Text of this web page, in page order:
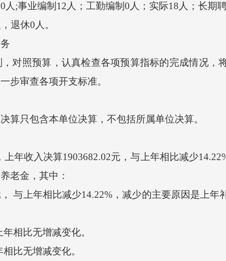
事业编制12人；工勤编制0人；实际18人；长期聘
退休0人。
照预算，认真检查各项预算指标的完成情况，
步审查各项开支标准。
只包含本单位决算，不包括所属单位决算。
年收入决算1903682.02元，与上年相比减少
老金，其中：
上年相比减少14.22%，减少的主要原因是上年
相比无增减变化。
比无增减变化。